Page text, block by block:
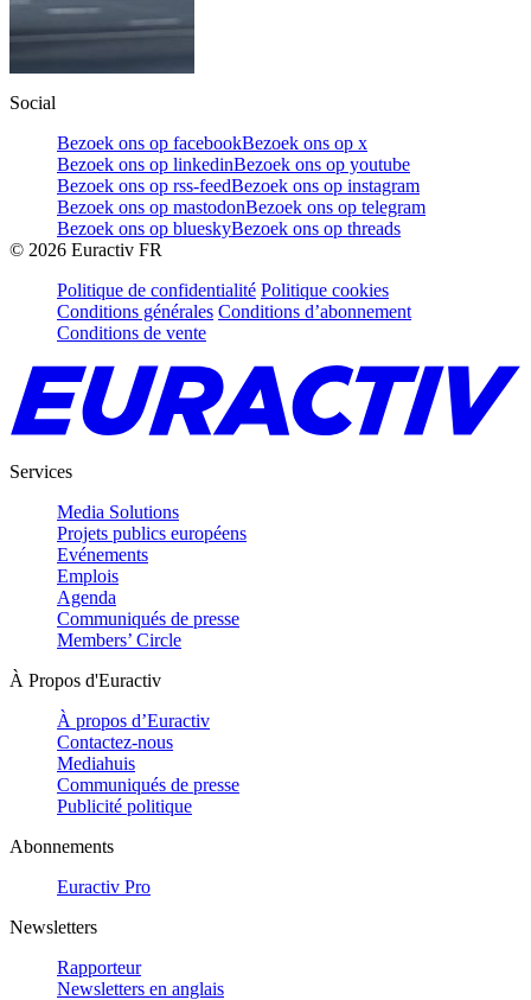
Social
Bezoek ons op facebookBezoek ons op x
Bezoek ons op linkedinBezoek ons op youtube
Bezoek ons op rss-feedBezoek ons op instagram
Bezoek ons op mastodonBezoek ons op telegram
Bezoek ons op blueskyBezoek ons op threads
© 2026 Euractiv FR
Politique de confidentialité Politique cookies
Conditions générales Conditions d’abonnement
Conditions de vente
Services
Media Solutions
Projets publics européens
Evénements
Emplois
Agenda
Communiqués de presse
Members’ Circle
À Propos d'Euractiv
À propos d’Euractiv
Contactez-nous
Mediahuis
Communiqués de presse
Publicité politique
Abonnements
Euractiv Pro
Newsletters
Rapporteur
Newsletters en anglais